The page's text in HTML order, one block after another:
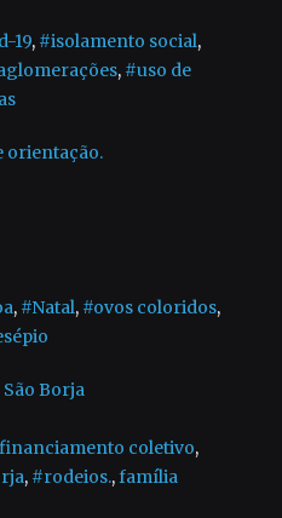
19, #isolamento social,
, #uso de
orientação.
, #Natal, #ovos coloridos,
Borja
coletivo,
, #rodeios.,família